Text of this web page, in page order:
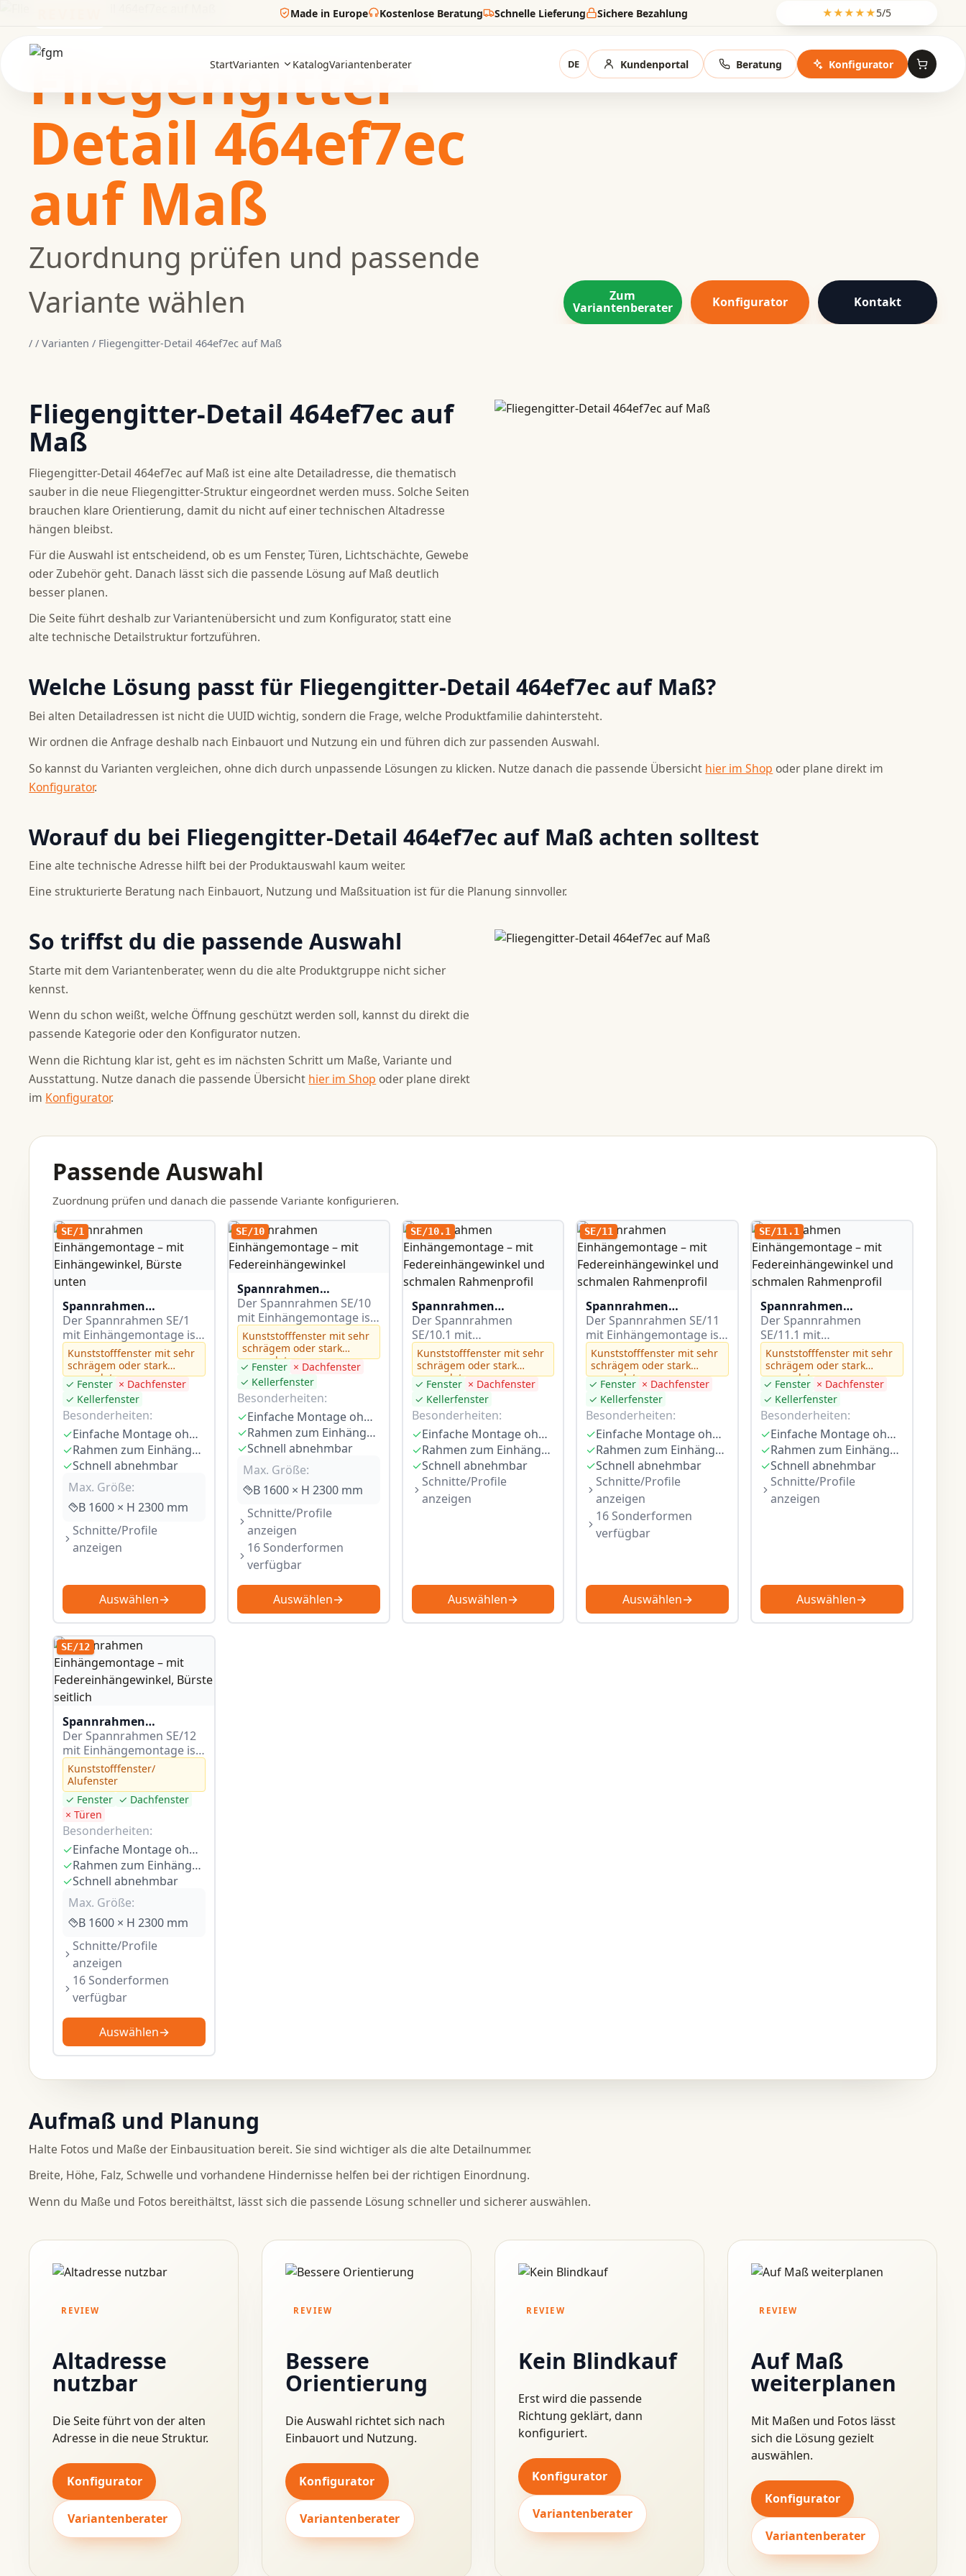
Made in Europe Kostenlose Beratung Schnelle Lieferung Sichere Bezahlung ★★★★★5/5
StartVarianten KatalogVariantenberater DE Kundenportal Beratung Konfigurator
Fliegengitter-
Detail 464ef7ec
auf Maß
Zuordnung prüfen und passende
Variante wählen
Zum
Variantenberater Konfigurator Kontakt
/ /Varianten / Fliegengitter-Detail 464ef7ec auf Maß
Fliegengitter-Detail 464ef7ec auf
Maß
Fliegengitter-Detail 464ef7ec auf Maß ist eine alte Detailadresse, die thematisch
sauber in die neue Fliegengitter-Struktur eingeordnet werden muss. Solche Seiten
brauchen klare Orientierung, damit du nicht auf einer technischen Altadresse
hängen bleibst.
Für die Auswahl ist entscheidend, ob es um Fenster, Türen, Lichtschächte, Gewebe
oder Zubehör geht. Danach lässt sich die passende Lösung auf Maß deutlich
besser planen.
Die Seite führt deshalb zur Variantenübersicht und zum Konfigurator, statt eine
alte technische Detailstruktur fortzuführen.
Welche Lösung passt für Fliegengitter-Detail 464ef7ec auf Maß?
Bei alten Detailadressen ist nicht die UUID wichtig, sondern die Frage, welche Produktfamilie dahintersteht.
Wir ordnen die Anfrage deshalb nach Einbauort und Nutzung ein und führen dich zur passenden Auswahl.
So kannst du Varianten vergleichen, ohne dich durch unpassende Lösungen zu klicken. Nutze danach die passende Übersicht hier im Shop oder plane direkt im
Konfigurator.
Worauf du bei Fliegengitter-Detail 464ef7ec auf Maß achten solltest
Eine alte technische Adresse hilft bei der Produktauswahl kaum weiter.
Eine strukturierte Beratung nach Einbauort, Nutzung und Maßsituation ist für die Planung sinnvoller.
So triffst du die passende Auswahl
Starte mit dem Variantenberater, wenn du die alte Produktgruppe nicht sicher
kennst.
Wenn du schon weißt, welche Öffnung geschützt werden soll, kannst du direkt die
passende Kategorie oder den Konfigurator nutzen.
Wenn die Richtung klar ist, geht es im nächsten Schritt um Maße, Variante und
Ausstattung. Nutze danach die passende Übersicht hier im Shop oder plane direkt
im Konfigurator.
Passende Auswahl
Zuordnung prüfen und danach die passende Variante konfigurieren.
SE/1
Spannrahmen
Einhängemontage – mit
Einhängewinkel, Bürste
unten
Der Spannrahmen SE/1
mit Einhängemontage ist
speziell für Holzfenster
konzipiert, die
flächenversetzt eingebaut
sind und über eine…
Kunststofffenster mit sehr
schrägem oder stark
gerundetem
Blendrahmenfalz
✓ Fenster × Dachfenster
✓ Kellerfenster
Besonderheiten:
✓
Einfache Montage ohne Bohren
✓
Rahmen zum Einhängen
✓Schnell abnehmbar
Max. Größe:
B 1600 × H 2300 mm
Schnitte/Profile
anzeigen
Auswählen→
SE/10
Spannrahmen
Einhängemontage – mit
Federeinhängewinkel
Der Spannrahmen SE/10
mit Einhängemontage ist
speziell für Alu- und
Kunststofffenster mit
abgeschrägtem
Blendrahmen (Softline)
entwickelt…
Kunststofffenster mit sehr
schrägem oder stark
gerundetem
Blendrahmenfalz
✓ Fenster × Dachfenster
✓ Kellerfenster
Besonderheiten:
✓
Einfache Montage ohne Bohren
✓
Rahmen zum Einhängen
✓Schnell abnehmbar
Max. Größe:
B 1600 × H 2300 mm
Schnitte/Profile
anzeigen
16 Sonderformen
verfügbar
Auswählen→
SE/10.1
Spannrahmen
Einhängemontage – mit
Federeinhängewinkel
und schmalen
Rahmenprofil
Der Spannrahmen
SE/10.1 mit
Einhängemontage ist für
Alu- und
Kunststofffenster
konzipiert. Du hängst ihn
einfach in den
Fensterrahmen ein…
Kunststofffenster mit sehr
schrägem oder stark
gerundetem
Blendrahmenfalz
✓ Fenster × Dachfenster
✓ Kellerfenster
Besonderheiten:
✓
Einfache Montage ohne Bohren
✓
Rahmen zum Einhängen
✓Schnell abnehmbar
Schnitte/Profile
anzeigen
Auswählen→
SE/11
Spannrahmen
Einhängemontage – mit
Federeinhängewinkel
und schmalen
Rahmenprofil
Der Spannrahmen SE/11
mit Einhängemontage ist
speziell für Holzfenster
mit überstehender
Regenschutzschiene
entwickelt. Du hängst
ihn…
Kunststofffenster mit sehr
schrägem oder stark
gerundetem
Blendrahmenfalz
✓ Fenster × Dachfenster
✓ Kellerfenster
Besonderheiten:
✓
Einfache Montage ohne Bohren
✓
Rahmen zum Einhängen
✓Schnell abnehmbar
Schnitte/Profile
anzeigen
16 Sonderformen
verfügbar
Auswählen→
SE/11.1
Spannrahmen
Einhängemontage – mit
Federeinhängewinkel
und schmalen
Rahmenprofil
Der Spannrahmen
SE/11.1 mit
Einhängemontage ist
speziell für Holzfenster
mit überstehender
Regenschiene konzipiert.
Du kannst diesen…
Kunststofffenster mit sehr
schrägem oder stark
gerundetem
Blendrahmenfalz
✓ Fenster × Dachfenster
✓ Kellerfenster
Besonderheiten:
✓
Einfache Montage ohne Bohren
✓
Rahmen zum Einhängen
✓Schnell abnehmbar
Schnitte/Profile
anzeigen
Auswählen→
SE/12
Spannrahmen
Einhängemontage – mit
Federeinhängewinkel,
Bürste seitlich
Der Spannrahmen SE/12
mit Einhängemontage ist
für Alu- und
Kunststofffenster
konzipiert, bei denen die
Rolloführungsschiene
seitlich…
Kunststofffenster/
Alufenster
✓ Fenster ✓ Dachfenster
× Türen
Besonderheiten:
✓
Einfache Montage ohne Bohren
✓
Rahmen zum Einhängen
✓Schnell abnehmbar
Max. Größe:
B 1600 × H 2300 mm
Schnitte/Profile
anzeigen
16 Sonderformen
verfügbar
Auswählen→
Aufmaß und Planung
Halte Fotos und Maße der Einbausituation bereit. Sie sind wichtiger als die alte Detailnummer.
Breite, Höhe, Falz, Schwelle und vorhandene Hindernisse helfen bei der richtigen Einordnung.
Wenn du Maße und Fotos bereithältst, lässt sich die passende Lösung schneller und sicherer auswählen.
REVIEW
Altadresse
nutzbar
Die Seite führt von der alten
Adresse in die neue Struktur.
Konfigurator
Variantenberater
REVIEW
Bessere
Orientierung
Die Auswahl richtet sich nach
Einbauort und Nutzung.
Konfigurator
Variantenberater
REVIEW
Kein Blindkauf
Erst wird die passende
Richtung geklärt, dann
konfiguriert.
Konfigurator
Variantenberater
REVIEW
Auf Maß
weiterplanen
Mit Maßen und Fotos lässt
sich die Lösung gezielt
auswählen.
Konfigurator
Variantenberater